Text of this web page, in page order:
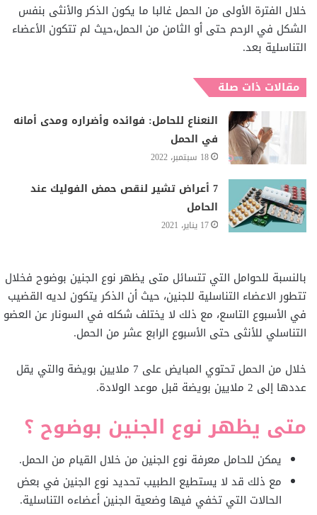
خلال الفترة الأولى من الحمل غالبا ما يكون الذكر والأنثى بنفس
الشكل في الرحم حتى أو الثامن من الحمل،حيث لم تتكون الأعضاء
التناسلية بعد.
مقالات ذات صلة
النعناع للحامل: فوائده وأضراره ومدى أمانه
في الحمل
18 سبتمبر، 2022
7 أعراض تشير لنقص حمض الفوليك عند
الحامل
17 يناير، 2021
بالنسبة للحوامل التي تتسائل متى يظهر نوع الجنين بوضوح فخلال
تتطور الاعضاء التناسلية للجنين، حيث أن الذكر يتكون لديه القضيب
في الأسبوع التاسع، مع ذلك لا يختلف شكله في السونار عن العضو
التناسلي للأنثى حتى الأسبوع الرابع عشر من الحمل.
خلال من الحمل تحتوي المبايض على 7 ملايين بويضة والتي يقل
عددها إلى 2 ملايين بويضة قبل موعد الولادة.
متى يظهر نوع الجنين بوضوح ؟
يمكن للحامل معرفة نوع الجنين من خلال القيام من الحمل.
مع ذلك قد لا يستطيع الطبيب تحديد نوع الجنين في بعض
الحالات التي تخفي فيها وضعية الجنين أعضاءه التناسلية.